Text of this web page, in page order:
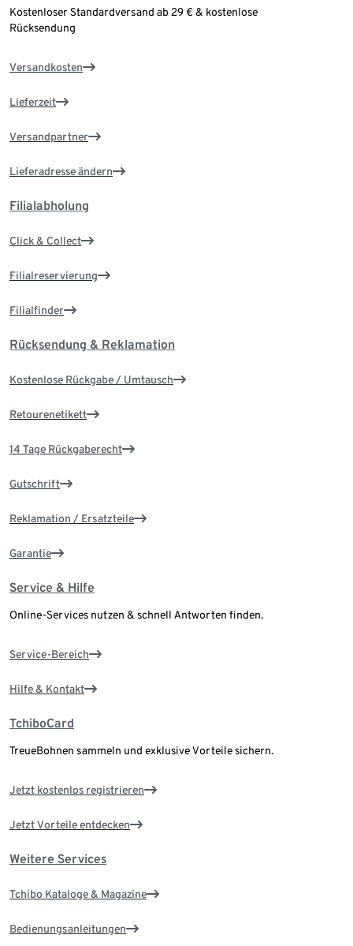
Kostenloser Standardversand ab 29 € & kostenlose
Rücksendung
Versandkosten
Lieferzeit
Versandpartner
Lieferadresse ändern
Filialabholung
Click & Collect
Filialreservierung
Filialfinder
Rücksendung & Reklamation
Kostenlose Rückgabe / Umtausch
Retourenetikett
14 Tage Rückgaberecht
Gutschrift
Reklamation / Ersatzteile
Garantie
Service & Hilfe
Online-Services nutzen & schnell Antworten finden.
Service-Bereich
Hilfe & Kontakt
TchiboCard
TreueBohnen sammeln und exklusive Vorteile sichern.
Jetzt kostenlos registrieren
Jetzt Vorteile entdecken
Weitere Services
Tchibo Kataloge & Magazine
Bedienungsanleitungen